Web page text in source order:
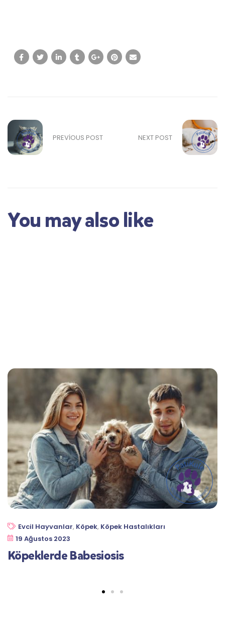
PREVIOUS POST NEXT POST
You may also like
Köpeklerde Babesiosis
Evcil Hayvanlar, Köpek, Köpek Hastalıkları
19 Ağustos 2023